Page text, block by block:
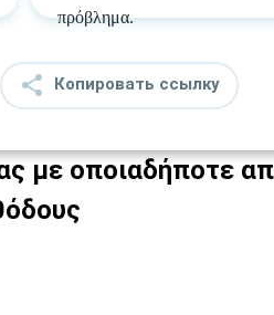
πρόβλημα.
Копировать ссылку
με οποιαδήποτε